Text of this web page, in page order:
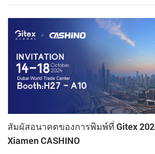
ติดต่อกลับโดยเร็วที่สุด ขอบคุณสำหรับความเข้
เทศกาลไหว้พระจันทร์ !...
สัมผัสอนาคตของการพิมพ์ที่ Gitex
Xiamen CASHINO